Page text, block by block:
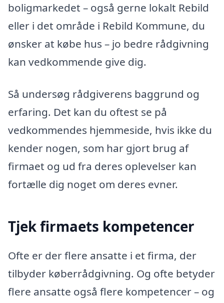
boligmarkedet – også gerne lokalt Rebild
eller i det område i Rebild Kommune, du
ønsker at købe hus – jo bedre rådgivning
kan vedkommende give dig.
Så undersøg rådgiverens baggrund og
erfaring. Det kan du oftest se på
vedkommendes hjemmeside, hvis ikke du
kender nogen, som har gjort brug af
firmaet og ud fra deres oplevelser kan
fortælle dig noget om deres evner.
Tjek firmaets kompetencer
Ofte er der flere ansatte i et firma, der
tilbyder køberrådgivning. Og ofte betyder
flere ansatte også flere kompetencer – og